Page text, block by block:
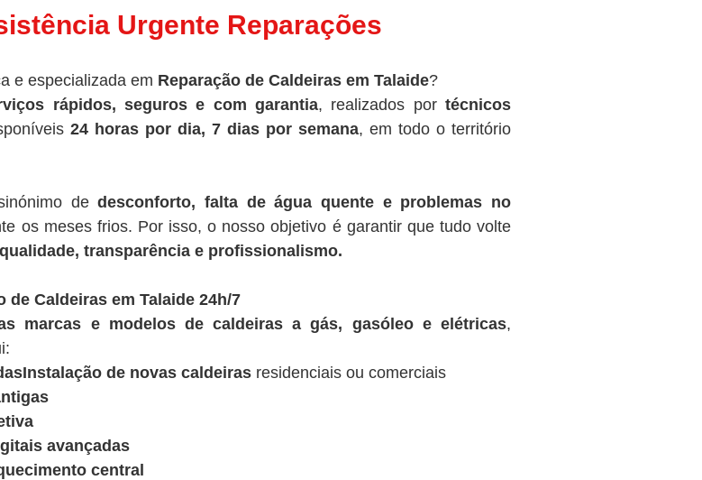
Urgente Reparações
e especializada em Reparação de Caldeiras em Talaide?
rápidos, seguros e com garantia, realizados portécnicos
24 horas por dia, 7 dias por semana, em todo o território
dedesconforto, falta de água quente e problemas no
os meses frios. Por isso, o nosso objetivo é garantir que tudo volte
qualidade, transparência e profissionalismo.
Caldeiras em Talaide 24h/7
marcas e modelos de caldeiras a gás, gasóleo e elétricas,
de novas caldeiras residenciais ou comerciais
avançadas
central